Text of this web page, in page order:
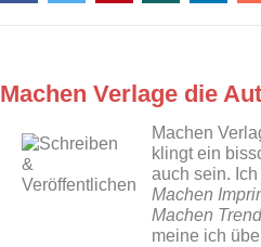
Machen Verlage die
Machen
klingt ein
auch sein.
Machen
Machen
meine ich